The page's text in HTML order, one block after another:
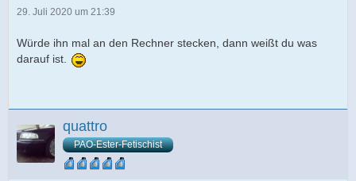
29. Juli 2020 um 21:39
Würde ihn mal an den Rechner stecken, dann weißt du was
darauf ist.
quattro
PAO-Ester-Fetischist